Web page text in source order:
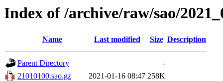
Index of /archive/raw/sao/
Name Last modified Size Description
Parent Directory
-
21010100.sao.gz
2021-01-16 08:47 258K